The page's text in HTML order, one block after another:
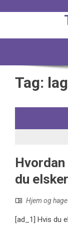
Tag:
du
Hjem og hage
[ad_1] Hvis du